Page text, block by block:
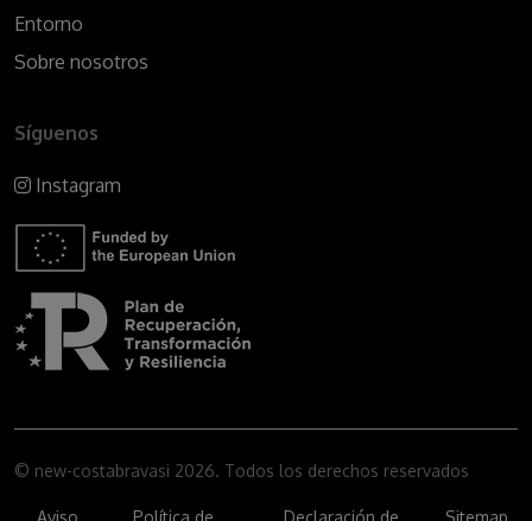
Entorno
Sobre nosotros
Síguenos
Instagram
© new-costabravasi 2026. Todos los derechos reservados
Aviso Política de Declaración de Sitemap